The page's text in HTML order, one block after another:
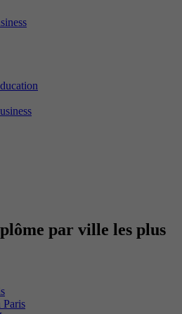
par ville les plus
Paris